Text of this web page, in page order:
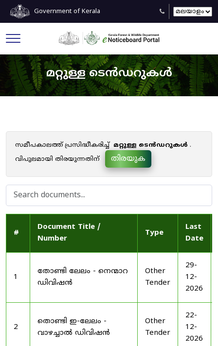
Government of Kerala
മറ്റുള്ള ടെൻഡറുകൾ
സമീപകാലത്ത് പ്രസിദ്ധീകരിച്ച് മറ്റുള്ള ടെൻഡറുകൾ .
വിപുലമായി തിരയുന്നതിന്
തിരയുക
#
Document Title /
Number
Type
Last
Date
1
തോണ്ടി ലേലം - നെന്മാറ
ഡിവിഷൻ
Other
Tender
29-
12-
2026
2
തൊണ്ടി ഇ-ലേലം -
വാഴച്ചാൽ ഡിവിഷൻ
Other
Tender
22-
12-
2026